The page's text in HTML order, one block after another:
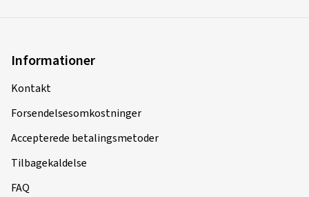
Informationer
Kontakt
Forsendelsesomkostninger
Accepterede betalingsmetoder
Tilbagekaldelse
FAQ